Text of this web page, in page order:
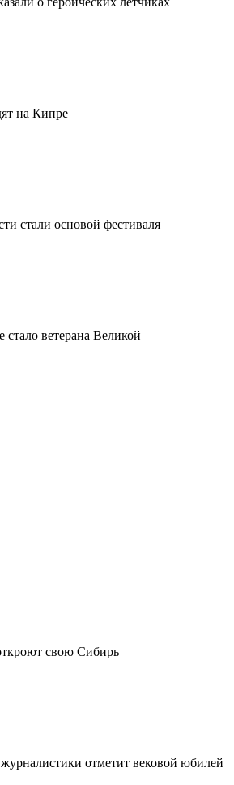
на Кипре
стали основой фестиваля
стало ветерана Великой
свою Сибирь
отметит вековой юбилей